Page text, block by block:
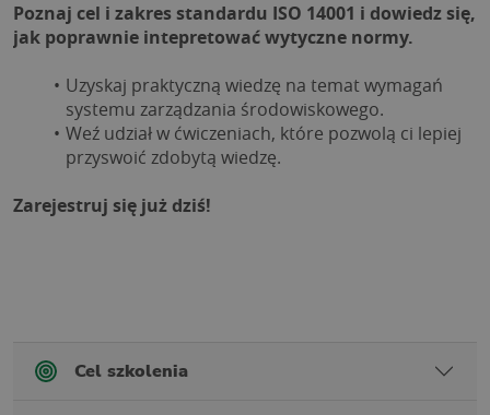
Poznaj cel i zakres standardu ISO 14001 i dowiedz się,
jak poprawnie intepretować wytyczne normy.
Uzyskaj praktyczną wiedzę na temat wymagań
systemu zarządzania środowiskowego.
Weź udział w ćwiczeniach, które pozwolą ci lepiej
przyswoić zdobytą wiedzę.
Zarejestruj się już dziś!
Cel szkolenia